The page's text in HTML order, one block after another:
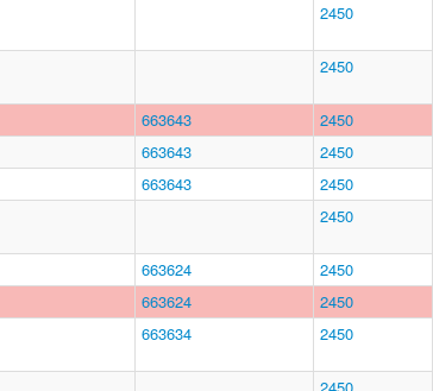
2450
2450
663643 2450
663643 2450
663643 2450
2450
663624 2450
663624 2450
663634 2450